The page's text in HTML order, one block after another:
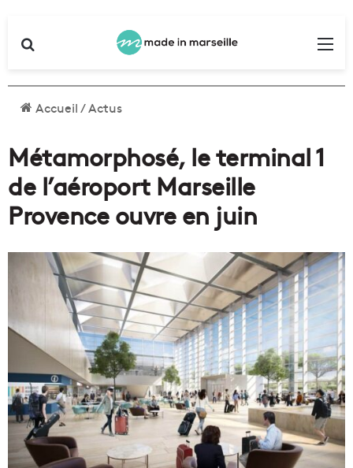
Accueil/Actus
Métamorphosé, le terminal 1
de l’aéroport Marseille
Provence ouvre en juin